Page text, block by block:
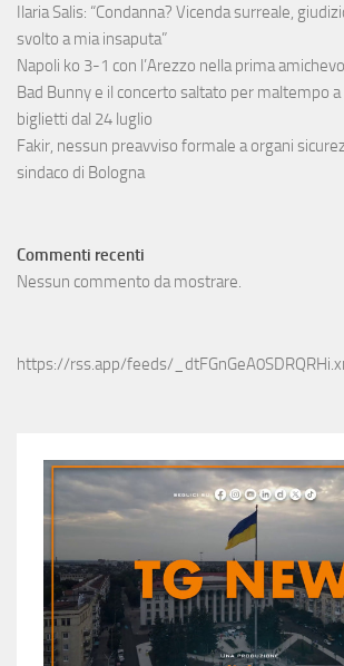
Ilaria Salis: “Condanna? Vicenda surreale,
svolto a mia insaputa”
Napoli ko 3-1 con l’Arezzo nella prima
Bad Bunny e il concerto saltato per maltempo
biglietti dal 24 luglio
Fakir, nessun preavviso formale a organi
sindaco di Bologna
Commenti recenti
Nessun commento da mostrare.
https://rss.app/feeds/